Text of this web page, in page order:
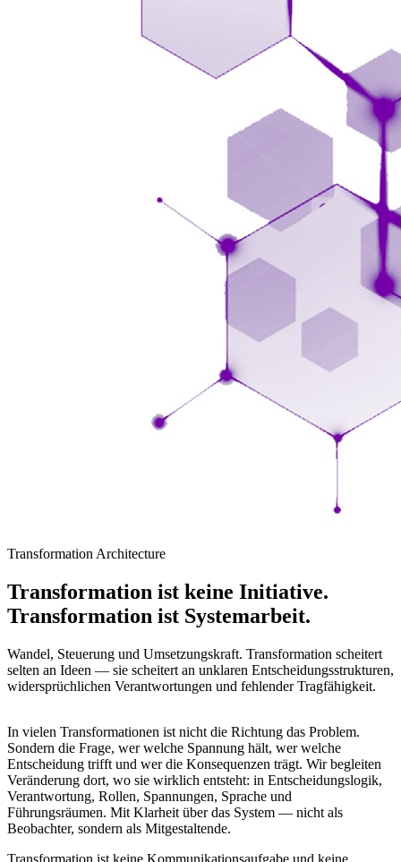
Transformation Architecture
Transformation ist keine Initiative.
Transformation ist Systemarbeit.
Wandel, Steuerung und Umsetzungskraft. Transformation scheitert
selten an Ideen — sie scheitert an unklaren Entscheidungsstrukturen,
widersprüchlichen Verantwortungen und fehlender Tragfähigkeit.
In vielen Transformationen ist nicht die Richtung das Problem.
Sondern die Frage, wer welche Spannung hält, wer welche
Entscheidung trifft und wer die Konsequenzen trägt. Wir begleiten
Veränderung dort, wo sie wirklich entsteht: in Entscheidungslogik,
Verantwortung, Rollen, Spannungen, Sprache und
Führungsräumen. Mit Klarheit über das System — nicht als
Beobachter, sondern als Mitgestaltende.
Transformation ist keine Kommunikationsaufgabe und keine